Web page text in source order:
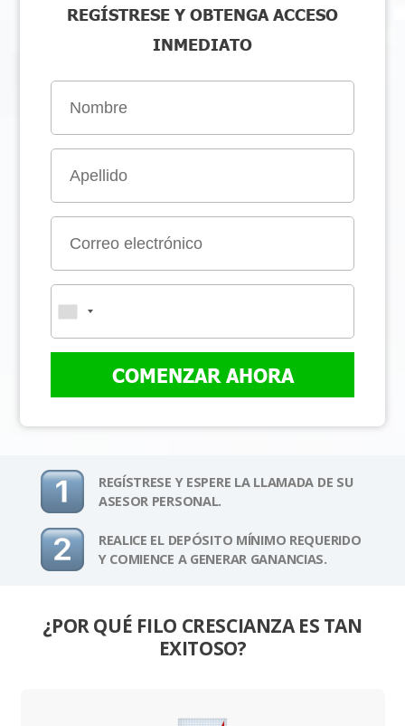
REGÍSTRESE Y OBTENGA ACCESO
INMEDIATO
COMENZAR AHORA
REGÍSTRESE Y ESPERE LA LLAMADA DE SU
ASESOR PERSONAL.
REALICE EL DEPÓSITO MÍNIMO REQUERIDO
Y COMIENCE A GENERAR GANANCIAS.
¿POR QUÉ FILO CRESCIANZA ES TAN
EXITOSO?